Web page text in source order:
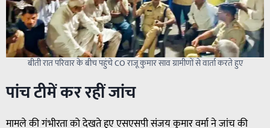
बीती रात परिवार के बीच पहुंचे CO राजू कुमार साव ग्रामीणों से वार्ता करते हुए
पांच टीमें कर रहीं जांच
मामले की गंभीरता को देखते हुए एसएसपी संजय कुमार वर्मा ने जांच की